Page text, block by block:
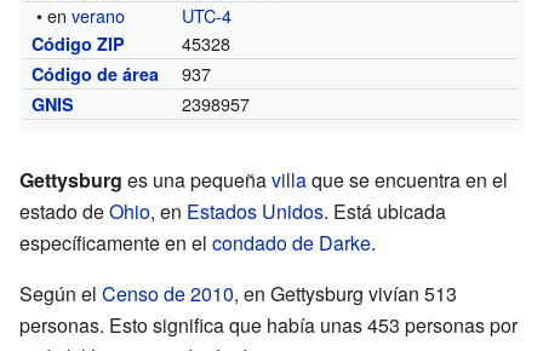
• enverano UTC-4
Código ZIP 45328
Código de área 937
GNIS 2398957
Gettysburg es una pequeñavillaque se encuentra en el
estado deOhio, en Estados Unidos. Está ubicada
específicamente en el condado de Darke.
Según el Censo de 2010, en Gettysburg vivían 513
personas. Esto significa que había unas 453 personas por